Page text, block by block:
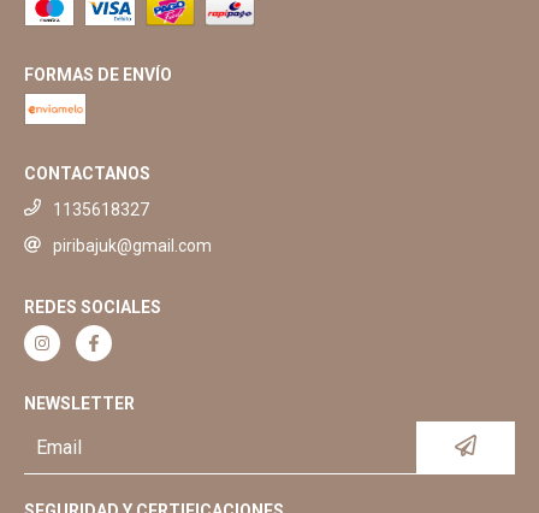
FORMAS DE ENVÍO
CONTACTANOS
1135618327
piribajuk@gmail.com
REDES SOCIALES
NEWSLETTER